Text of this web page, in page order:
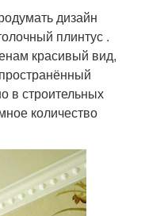
дизайн
плинтус .
красивый вид,
в строительных
количество